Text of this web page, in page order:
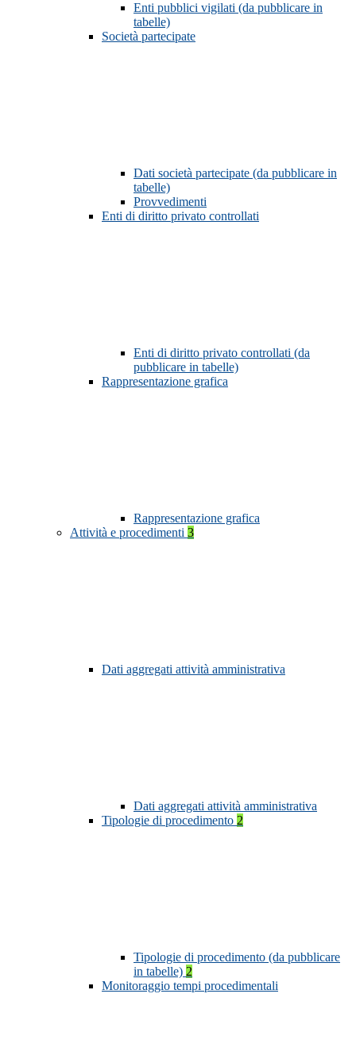
Enti pubblici vigilati (da pubblicare in
tabelle)
Società partecipate
Dati società partecipate (da pubblicare in
tabelle)
Provvedimenti
Enti di diritto privato controllati
Enti di diritto privato controllati (da
pubblicare in tabelle)
Rappresentazione grafica
Rappresentazione grafica
Attività e procedimenti 3
Dati aggregati attività amministrativa
Dati aggregati attività amministrativa
Tipologie di procedimento 2
Tipologie di procedimento (da pubblicare
in tabelle) 2
Monitoraggio tempi procedimentali